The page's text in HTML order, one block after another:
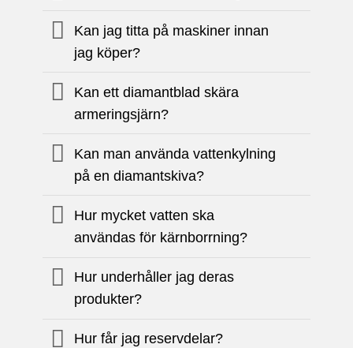
Kan jag titta på maskiner innan
jag köper?
Kan ett diamantblad skära
armeringsjärn?
Kan man använda vattenkylning
på en diamantskiva?
Hur mycket vatten ska
användas för kärnborrning?
Hur underhåller jag deras
produkter?
Hur får jag reservdelar?